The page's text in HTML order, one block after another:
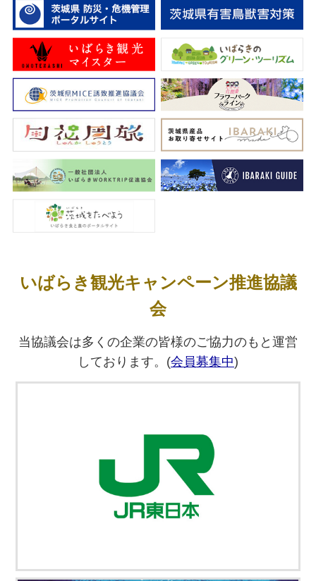
【5月2日～4日】ひたちなかの観光施設を結ぶ3
日間限定のシャトルバスを運行します
2026年3月27日
茨城のさくら開花情報・イベント情報を更新しま
した！まだつぼみが多いですが、 ちらほらと咲
き始めています。
2026年2月25日
「令和８年度観光いばらきホームページ保守管理
及び情報発信強化等業務委託に係る企画提案プロ
ポーザル実施のお知らせ」を公開しました。
いばらき観光キャンペーン推進協議
会
当協議会は多くの企業の皆様のご協力のもと運営
しております。(会員募集中)